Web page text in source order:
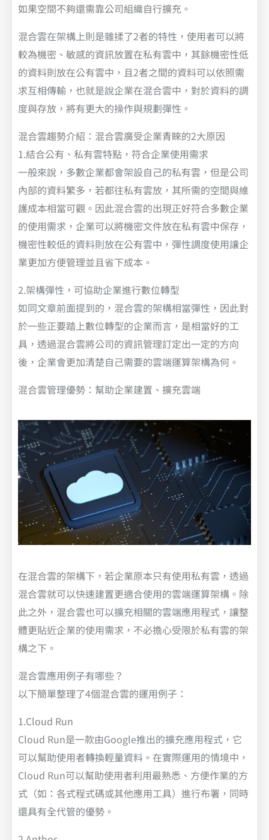
如果空間不夠還需靠公司組織自行擴充。
混合雲在架構上則是雜揉了2者的特性，使用者可以將
較為機密、敏感的資訊放置在私有雲中，其餘機密性低
的資料則放在公有雲中，且2者之間的資料可以依照需
求互相傳輸，也就是說企業在混合雲中，對於資料的調
度與存放，將有更大的操作與規劃彈性。
混合雲趨勢介紹：混合雲廣受企業青睞的2大原因
1.結合公有、私有雲特點，符合企業使用需求
一般來說，多數企業都會架設自己的私有雲，但是公司
內部的資料繁多，若都往私有雲放，其所需的空間與維
護成本相當可觀。因此混合雲的出現正好符合多數企業
的使用需求，企業可以將機密文件放在私有雲中保存，
機密性較低的資料則放在公有雲中，彈性調度使用讓企
業更加方便管理並且省下成本。
2.架構彈性，可協助企業進行數位轉型
如同文章前面提到的，混合雲的架構相當彈性，因此對
於一些正要踏上數位轉型的企業而言，是相當好的工
具，透過混合雲將公司的資訊管理訂定出一定的方向
後，企業會更加清楚自己需要的雲端運算架構為何。
混合雲管理優勢：幫助企業建置、擴充雲端
在混合雲的架構下，若企業原本只有使用私有雲，透過
混合雲就可以快速建置更適合使用的雲端運算架構。除
此之外，混合雲也可以擴充相關的雲端應用程式，讓整
體更貼近企業的使用需求，不必擔心受限於私有雲的架
構之下。
混合雲應用例子有哪些？
以下簡單整理了4個混合雲的運用例子：
1.Cloud Run
Cloud Run是一款由Google推出的擴充應用程式，它
可以幫助使用者轉換輕量資料。在實際運用的情境中，
Cloud Run可以幫助使用者利用最熟悉、方便作業的方
式（如：各式程式碼或其他應用工具）進行布署，同時
還具有全代管的優勢。